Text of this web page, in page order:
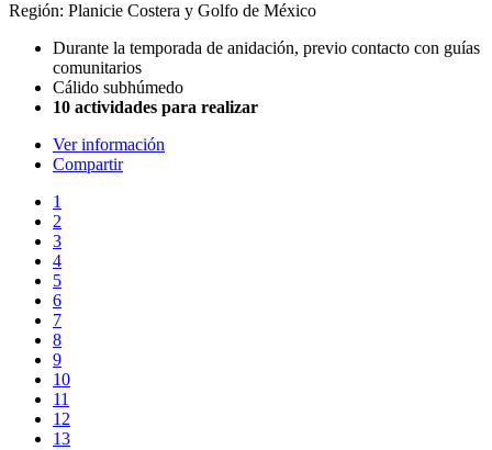
Región: Planicie Costera y Golfo de México
Durante la temporada de anidación, previo contacto con guías
comunitarios
Cálido subhúmedo
10 actividades para realizar
Ver información
Compartir
1
2
3
4
5
6
7
8
9
10
11
12
13